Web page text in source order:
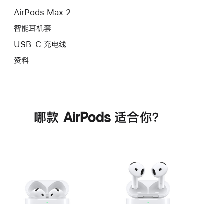
AirPods Max 2
智能耳机套
USB-C 充电线
资料
哪款 AirPods 适合你？